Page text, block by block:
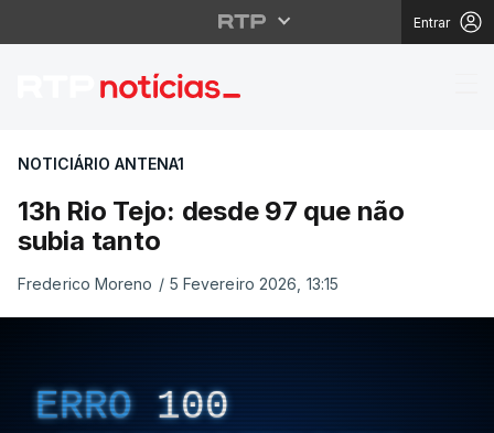
Entrar
13h Rio Tejo: desde
NOTICIÁRIO ANTENA1
13h Rio Tejo: desde 97 que não
subia tanto
Frederico Moreno / 5 Fevereiro 2026, 13:15
ERRO 100